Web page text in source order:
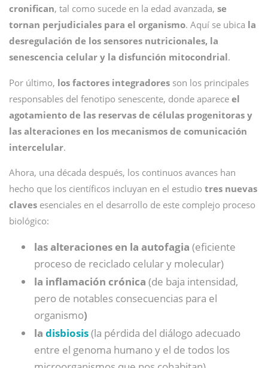
cronifican, tal como sucede en la edad avanzada, se
tornan perjudiciales para el organismo. Aquí se ubica la
desregulación de los sensores nutricionales, la
senescencia celular y la disfunción mitocondrial.
Por último, los factores integradores son los principales
responsables del fenotipo senescente, donde aparece el
agotamiento de las reservas de células progenitoras y
las alteraciones en los mecanismos de comunicación
intercelular.
Ahora, una década después, los continuos avances han
hecho que los científicos incluyan en el estudio tres nuevas
claves esenciales en el desarrollo de este complejo proceso
biológico:
las alteraciones en la autofagia (eficiente
proceso de reciclado celular y molecular)
la inflamación crónica (de baja intensidad,
pero de notables consecuencias para el
organismo)
la disbiosis(la pérdida del diálogo adecuado
entre el genoma humano y el de todos los